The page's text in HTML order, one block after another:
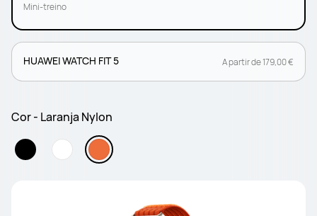
Mini-treino
HUAWEI WATCH FIT 5 A partir de 179,00 €
Cor - Laranja Nylon